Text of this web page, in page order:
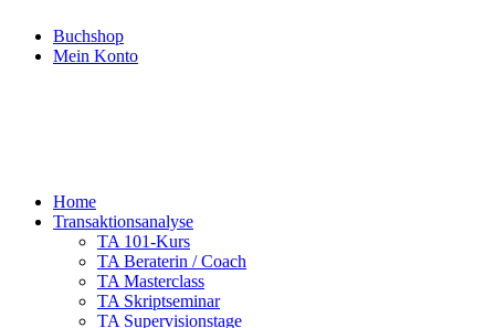
Buchshop
Mein Konto
Home
Transaktionsanalyse
TA 101-Kurs
TA Beraterin / Coach
TA Masterclass
TA Skriptseminar
TA Supervisionstage